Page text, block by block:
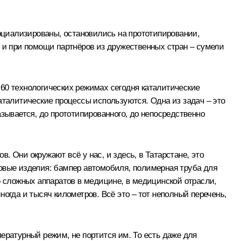
остановились на прототипировании,
при помощи партнёров из дружественных стран – сумели
технологических режимах сегодня каталитические
процессы используются. Одна из задач – это
до прототипированного, до непосредственно
Они окружают всё у нас, и здесь, в Татарстане, это
изделия: бампер автомобиля, полимерная труба для
аппаратов в медицине, в медицинской отрасли,
и тысяч километров. Всё это – тот неполный перечень,
режим, не портится им. То есть даже для